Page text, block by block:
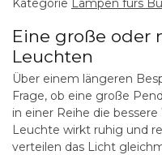
Kategorie Lampen fürs
Eine große oder
Leuchten
Über einem längeren
Frage, ob eine große
in einer Reihe die
Leuchte wirkt ruhig und
verteilen das Licht